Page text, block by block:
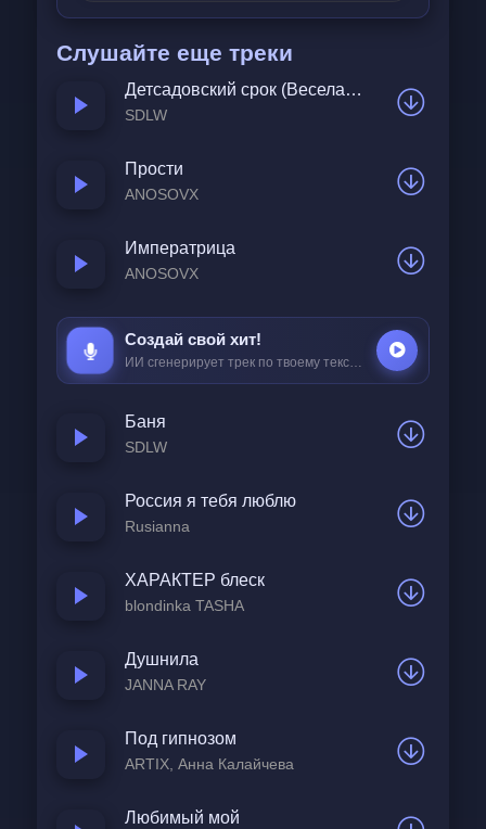
Почему без миллионов можно,
Почему без одного нельзя?
Слушайте еще треки
Детсадовский срок (Веселая песенка)
SDLW
Прости
ANOSOVX
Императрица
ANOSOVX
Создай свой хит!
ИИ сгенерирует трек по твоему тексту за 25 ₽
Баня
SDLW
Россия я тебя люблю
Rusianna
ХАРАКТЕР блеск
blondinka TASHA
Душнила
JANNA RAY
Под гипнозом
ARTIX, Анна Калайчева
Любимый мой